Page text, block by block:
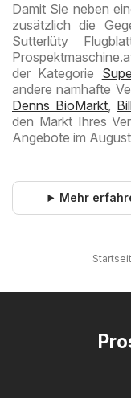
Damit Sie neben
zusätzlich die
Sutterlüty
der Kategorie
andere namhafte
Denns BioMarkt,
den Markt Ihres
Angebote im
Mehr